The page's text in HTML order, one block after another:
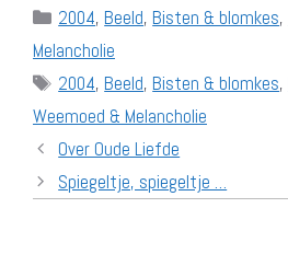
Categories
2004, Beeld, Bisten & blomkes,
Melancholie
Tags
2004, Beeld, Bisten & blomkes,
Weemoed & Melancholie
Over Oude Liefde
Spiegeltje, spiegeltje …